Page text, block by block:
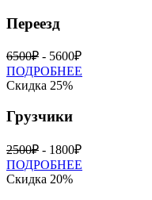
Переезд
6500₽ - 5600₽
ПОДРОБНЕЕ
Скидка 25%
Грузчики
2500₽ - 1800₽
ПОДРОБНЕЕ
Скидка 20%